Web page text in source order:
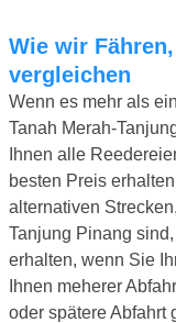
Wie wir Fähren, Preise und Abfahrtszeiten
vergleichen
Wenn es mehr als
Tanah Merah-
Ihnen alle
besten Preis
alternativen
Tanjung Pinang
erhalten, wenn Sie
Ihnen meherer
oder spätere Abfahrt